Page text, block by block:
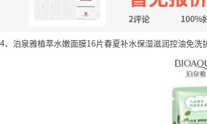
2评论 100%
4、泊泉雅植萃水嫩面膜16片春夏补水保湿滋润控油免洗